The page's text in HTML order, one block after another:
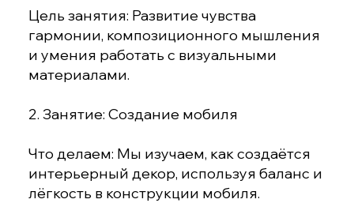
Цель занятия: Развитие чувства
гармонии, композиционного мышления
и умения работать с визуальными
материалами.
2. Занятие: Создание мобиля
Что делаем: Мы изучаем, как создаётся
интерьерный декор, используя баланс и
лёгкость в конструкции мобиля.